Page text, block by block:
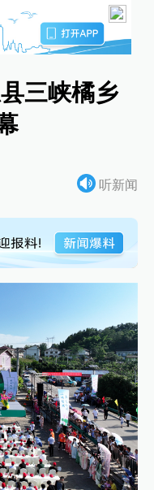
三峡橘乡
听新闻